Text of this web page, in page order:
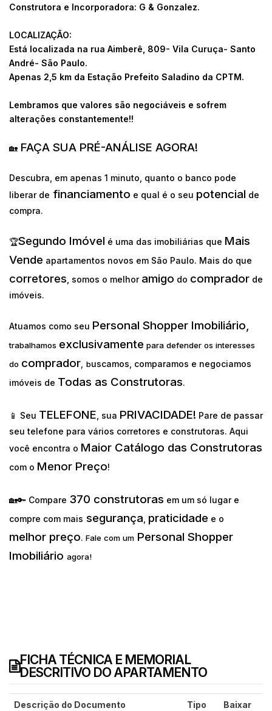
Construtora e Incorporadora: G & Gonzalez.
LOCALIZAÇÃO:
Está localizada na rua Aimberê, 809- Vila Curuça- Santo
André- São Paulo.
Apenas 2,5 km da Estação Prefeito Saladino da CPTM.
Lembramos que valores são negociáveis e sofrem
alterações constantemente!!
🏡 FAÇA SUA PRÉ-ANÁLISE AGORA!
Descubra, em apenas 1 minuto, quanto o banco pode
liberar de financiamento e qual é o seu potencial de
compra.
🏆Segundo Imóvel é uma das imobiliárias que Mais
Vende apartamentos novos em São Paulo. Mais do que
corretores , somos o melhor amigo do comprador de
imóveis.
Atuamos como seu Personal Shopper Imobiliário,
trabalhamos exclusivamente para defender os interesses
do comprador, buscamos, comparamos e negociamos
imóveis de Todas as Construtoras.
📱 Seu TELEFONE , sua PRIVACIDADE! Pare de passar
seu telefone para vários corretores e construtoras. Aqui
você encontra o Maior Catálogo das Construtoras
com o Menor Preço!
🏡🔑 Compare 370 construtoras em um só lugar e
compre com mais segurança praticidade e o
melhor preço. Fale com um Personal Shopper
Imobiliário agora!
FICHA TÉCNICA E MEMORIAL
DESCRITIVO DO APARTAMENTO
Descrição do Documento Tipo Baixar